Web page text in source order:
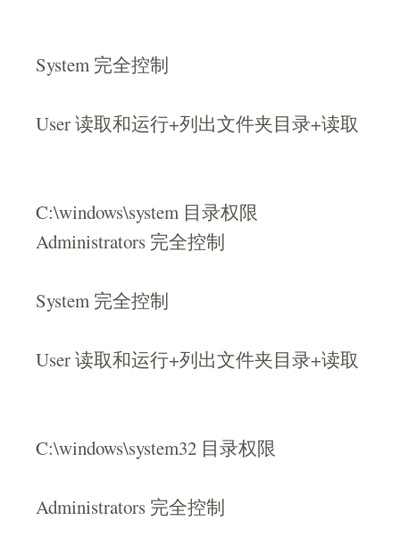
System 完全控制
User 读取和运行+列出文件夹目录+读取
C:\windows\system 目录权限
Administrators 完全控制
System 完全控制
User 读取和运行+列出文件夹目录+读取
C:\windows\system32 目录权限
Administrators 完全控制